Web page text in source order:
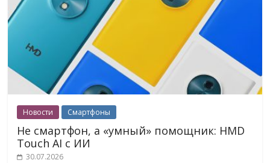
Новости Смартфоны
Не смартфон, а «умный» помощник: HMD
Touch AI с ИИ
30.07.2026